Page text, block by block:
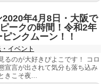
年4月8日・大阪で
ークの時間！令和2年
ンクムーン！！
イベント
るのが大好きぴよこです！ コロ
宣言が出されて気分も落ち込み
きこそ夜...